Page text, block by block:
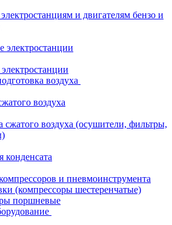
и двигателям бензо и
электростанции
воздуха
воздуха
сжатого воздуха (осушители, фильтры,
конденсата
и пневмоинструмента
(компрессоры шестеренчатые)
поршневые